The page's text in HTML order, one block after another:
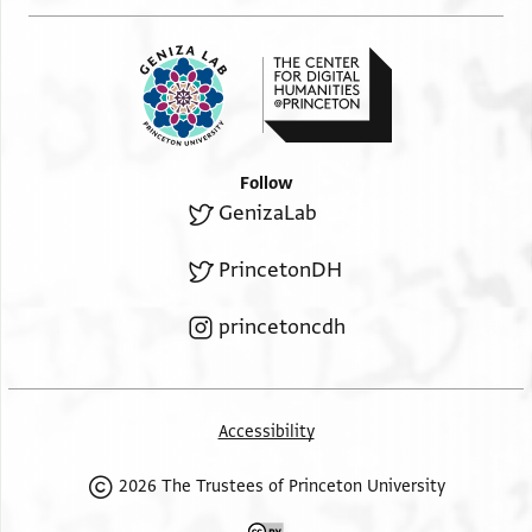
ادام الله علوه
מא גרי פי הדא אלמעני פי אמסנא ואן תאכרת ען אלכניסה
וייי יפיק לרצונו
Follow
GenizaLab
PrincetonDH
princetoncdh
Accessibility
2026 The Trustees of Princeton University